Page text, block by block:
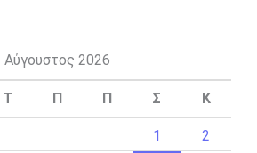
Αύγουστος 2026
Τ Π Π Σ Κ
1
2